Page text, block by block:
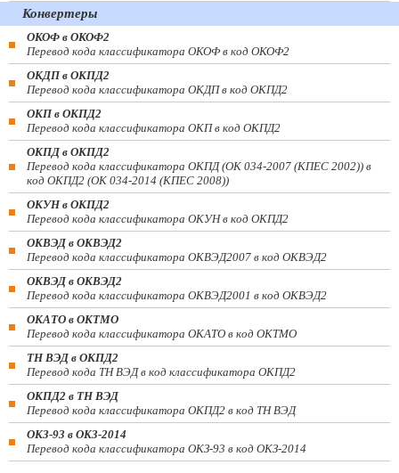
Конвертеры
ОКОФ в ОКОФ2
Перевод кода классификатора ОКОФ в код ОКОФ2
ОКДП в ОКПД2
Перевод кода классификатора ОКДП в код ОКПД2
ОКП в ОКПД2
Перевод кода классификатора ОКП в код ОКПД2
ОКПД в ОКПД2
Перевод кода классификатора ОКПД (ОК 034-2007 (КПЕС 2002)) в
код ОКПД2 (ОК 034-2014 (КПЕС 2008))
ОКУН в ОКПД2
Перевод кода классификатора ОКУН в код ОКПД2
ОКВЭД в ОКВЭД2
Перевод кода классификатора ОКВЭД2007 в код ОКВЭД2
ОКВЭД в ОКВЭД2
Перевод кода классификатора ОКВЭД2001 в код ОКВЭД2
ОКАТО в ОКТМО
Перевод кода классификатора ОКАТО в код ОКТМО
ТН ВЭД в ОКПД2
Перевод кода ТН ВЭД в код классификатора ОКПД2
ОКПД2 в ТН ВЭД
Перевод кода классификатора ОКПД2 в код ТН ВЭД
ОКЗ-93 в ОКЗ-2014
Перевод кода классификатора ОКЗ-93 в код ОКЗ-2014